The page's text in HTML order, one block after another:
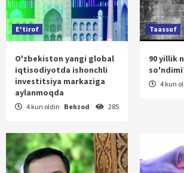
E'tirof
O'zbekiston yangi global
iqtisodiyotda ishonchli
investitsiya markaziga
aylanmoqda
4 kun oldin Behzod 285
Taassuf
90 yillik
4 kun